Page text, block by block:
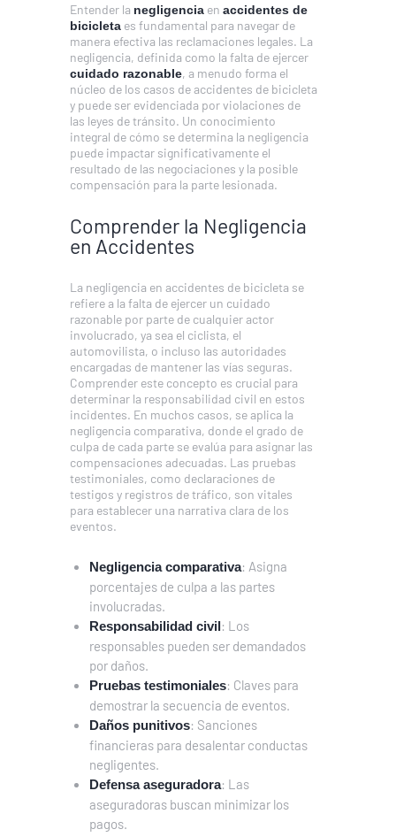
Entender la negligencia en accidentes de
bicicleta es fundamental para navegar de
manera efectiva las reclamaciones legales. La
negligencia, definida como la falta de ejercer
cuidado razonable, a menudo forma el
núcleo de los casos de accidentes de bicicleta
y puede ser evidenciada por violaciones de
las leyes de tránsito. Un conocimiento
integral de cómo se determina la negligencia
puede impactar significativamente el
resultado de las negociaciones y la posible
compensación para la parte lesionada.
Comprender la Negligencia
en Accidentes
La negligencia en accidentes de bicicleta se
refiere a la falta de ejercer un cuidado
razonable por parte de cualquier actor
involucrado, ya sea el ciclista, el
automovilista, o incluso las autoridades
encargadas de mantener las vías seguras.
Comprender este concepto es crucial para
determinar la responsabilidad civil en estos
incidentes. En muchos casos, se aplica la
negligencia comparativa, donde el grado de
culpa de cada parte se evalúa para asignar las
compensaciones adecuadas. Las pruebas
testimoniales, como declaraciones de
testigos y registros de tráfico, son vitales
para establecer una narrativa clara de los
eventos.
Negligencia comparativa: Asigna
porcentajes de culpa a las partes
involucradas.
Responsabilidad civil : Los
responsables pueden ser demandados
por daños.
Pruebas testimoniales: Claves para
demostrar la secuencia de eventos.
Daños punitivos: Sanciones
financieras para desalentar conductas
negligentes.
Defensa aseguradora: Las
aseguradoras buscan minimizar los
pagos.